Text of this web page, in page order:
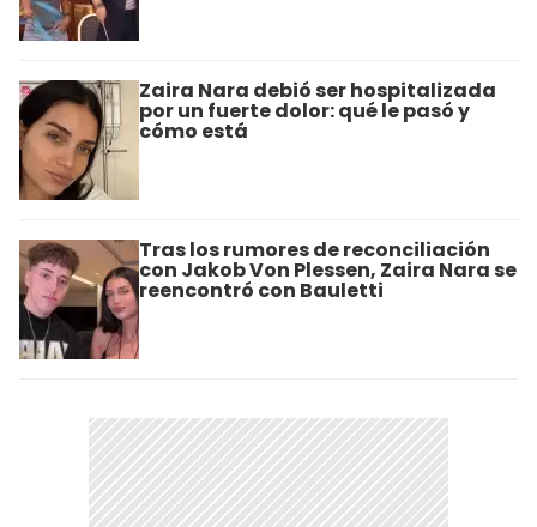
Zaira Nara debió ser hospitalizada
por un fuerte dolor: qué le pasó y
cómo está
Tras los rumores de reconciliación
con Jakob Von Plessen, Zaira Nara se
reencontró con Bauletti